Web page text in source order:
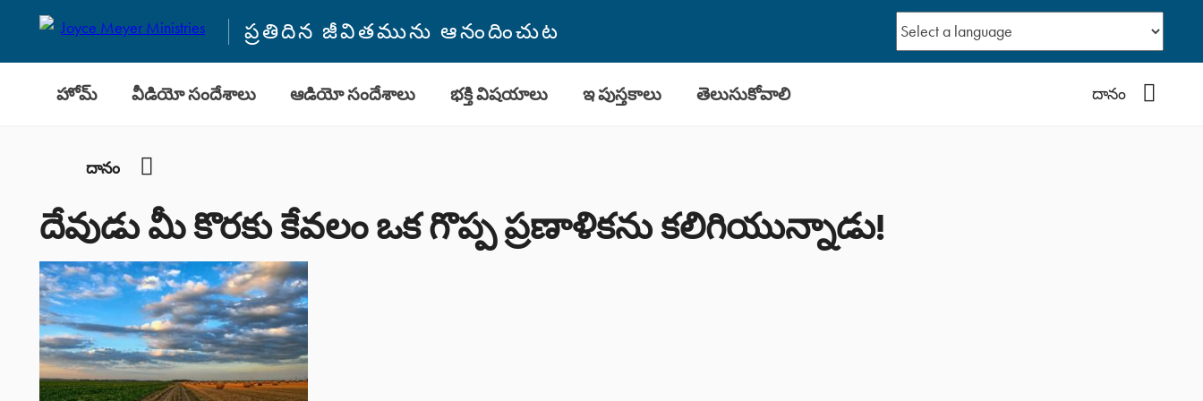
ప్రతిదిన జీవితమును ఆనందించుట
హోమ్ వీడియో సందేశాలు ఆడియో సందేశాలు భక్తి విషయాలు ఇ పుస్తకాలు తెలుసుకోవాలి దానం
దానం
దేవుడు మీ కొరకు కేవలం ఒక గొప్ప ప్రణాళికను కలిగియున్నాడు!